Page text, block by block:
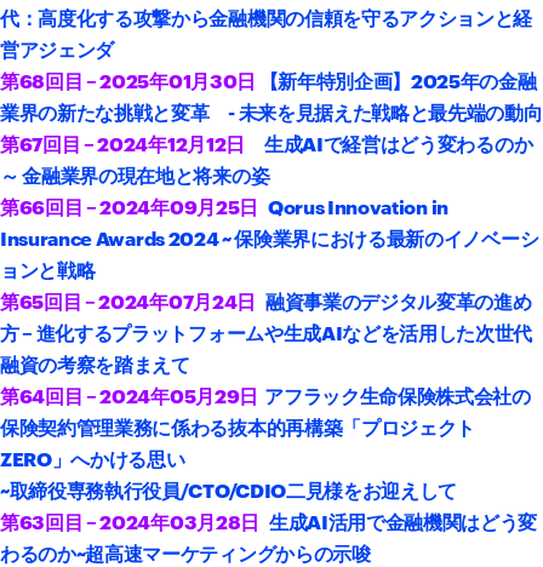
代：高度化する攻撃から金融機関の信頼を守るアクションと経
営アジェンダ
第68回目 – 2025年01月30日
【新年特別企画】2025年の金融
業界の新たな挑戦と変革 - 未来を見据えた戦略と最先端の動向
第67回目 – 2024年12月12日生成AIで経営はどう変わるのか
～ 金融業界の現在地と将来の姿
第66回目 – 2024年09月25日 Qorus Innovation in
Insurance Awards 2024 ~ 保険業界における最新のイノベーシ
ョンと戦略
第65回目 – 2024年07月24日 融資事業のデジタル変革の進め
方 – 進化するプラットフォームや生成AIなどを活用した次世代
融資の考察を踏まえて
第64回目 – 2024年05月29日 アフラック生命保険株式会社の
保険契約管理業務に係わる抜本的再構築「プロジェクト
ZERO」へかける思い
~取締役専務執行役員/CTO/CDIO二見様をお迎えして
第63回目 – 2024年03月28日 生成AI活用で金融機関はどう変
わるのか~超高速マーケティングからの示唆